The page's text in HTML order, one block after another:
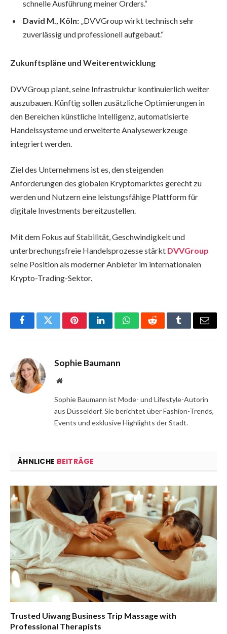
schnelle Ausführung meiner Orders.“
David M., Köln: „DVVGroup wirkt technisch sehr
zuverlässig und professionell aufgebaut.“
Zukunftspläne und Weiterentwicklung
DVVGroup plant, seine Infrastruktur kontinuierlich weiter
auszubauen. Künftig sollen zusätzliche Optimierungen in
den Bereichen künstliche Intelligenz, automatisierte
Handelssysteme und erweiterte Analysewerkzeuge
integriert werden.
Ziel des Unternehmens ist es, den steigenden
Anforderungen des globalen Kryptomarktes gerecht zu
werden und Nutzern eine leistungsfähige Plattform für
digitale Investments bereitzustellen.
Mit dem Fokus auf Stabilität, Geschwindigkeit und
unterbrechungsfreie Handelsprozesse stärkt DVVGroup
seine Position als moderner Anbieter im internationalen
Krypto-Trading-Sektor.
FacebookTwitterPinterestLinkedInWhatsAppRedditTumblrEmail
Sophie Baumann
Website
Sophie Baumann ist Mode- und Lifestyle-Autorin
aus Düsseldorf. Sie berichtet über Fashion-Trends,
Events und exklusive Highlights der Stadt.
ÄHNLICHE BEITRÄGE
Trusted Uiwang Business Trip Massage with
Professional Therapists